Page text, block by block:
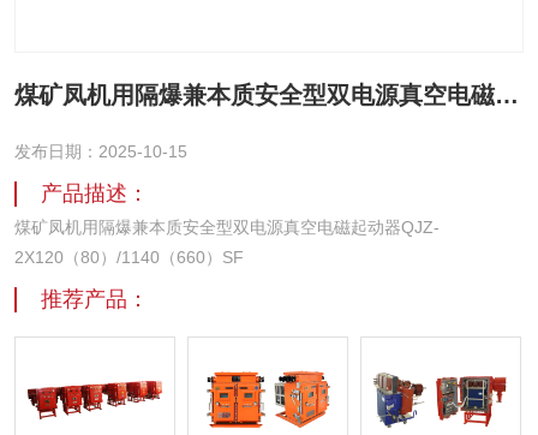
煤矿凤机用隔爆兼本质安全型双电源真空电磁起动器QJZ-2X120（80）/1140（660）SF
发布日期：2025-10-15
产品描述：
煤矿凤机用隔爆兼本质安全型双电源真空电磁起动器QJZ-
2X120（80）/1140（660）SF
推荐产品：